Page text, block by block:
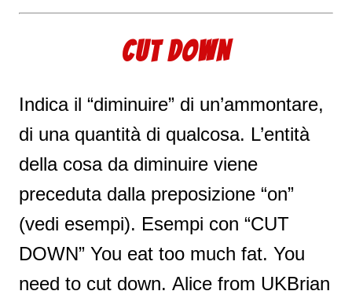
CUT DOWN
Indica il “diminuire” di un’ammontare,
di una quantità di qualcosa. L’entità
della cosa da diminuire viene
preceduta dalla preposizione “on”
(vedi esempi). Esempi con “CUT
DOWN” You eat too much fat. You
need to cut down. Alice from UKBrian